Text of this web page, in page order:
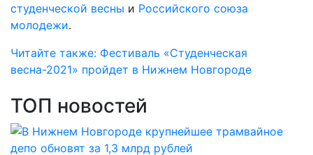
студенческой весны и Российского союза
молодежи.
Читайте также: Фестиваль «Студенческая
весна-2021» пройдет в Нижнем Новгороде
ТОП новостей